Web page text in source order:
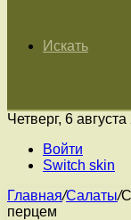
Искать
Четверг, 6
Войти
Switch skin
Главная/Салаты/
перцем